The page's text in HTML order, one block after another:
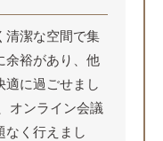
清潔な空間で集
余裕があり、他
適に過ごせまし
オンライン会議
なく行えまし